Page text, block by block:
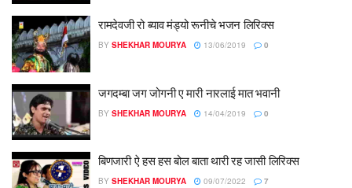
रामदेवजी रो ब्याव मंड्यो रूनीचे भजन लिरिक्स
BY SHEKHAR MOURYA 13/06/2019 0
जगदम्बा जग जोगनी ए मारी नारलाई मात भवानी
BY SHEKHAR MOURYA 14/04/2019 0
बिणजारी ऐ हस हस बोल बाता थारी रह जासी लिरिक्स
BY SHEKHAR MOURYA 09/07/2022 7